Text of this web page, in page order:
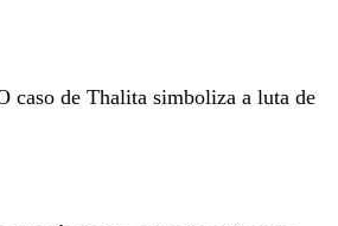
caso de Thalita simboliza a luta de